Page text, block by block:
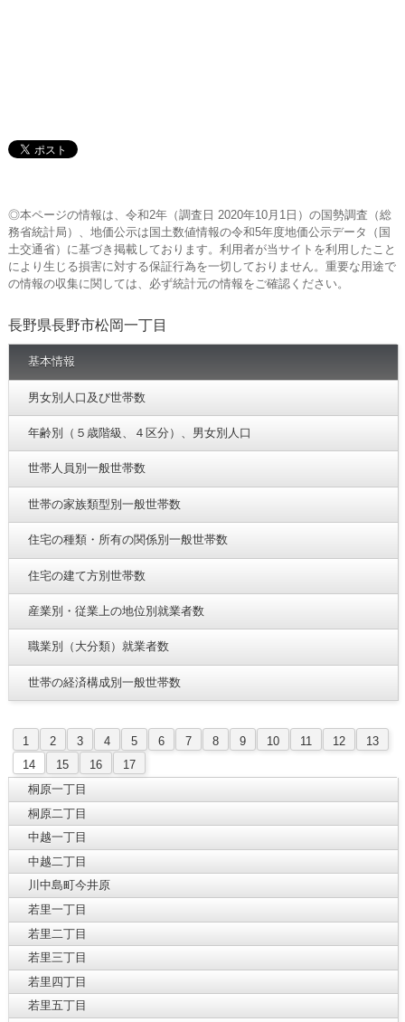
◎本ページの情報は、令和2年（調査日 2020年10月1日）の国勢調査（総
務省統計局）、地価公示は国土数値情報の令和5年度地価公示データ（国
土交通省）に基づき掲載しております。利用者が当サイトを利用したこと
により生じる損害に対する保証行為を一切しておりません。重要な用途で
の情報の収集に関しては、必ず統計元の情報をご確認ください。
長野県長野市松岡一丁目
基本情報
男女別人口及び世帯数
年齢別（５歳階級、４区分）、男女別人口
世帯人員別一般世帯数
世帯の家族類型別一般世帯数
住宅の種類・所有の関係別一般世帯数
住宅の建て方別世帯数
産業別・従業上の地位別就業者数
職業別（大分類）就業者数
世帯の経済構成別一般世帯数
1 2 3 4 5 6 7 8 9 10 11 12
13
14
15 16
17
桐原一丁目
桐原二丁目
中越一丁目
中越二丁目
川中島町今井原
若里一丁目
若里二丁目
若里三丁目
若里四丁目
若里五丁目